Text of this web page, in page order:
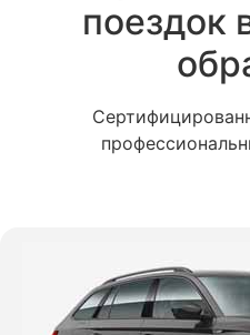
поездок